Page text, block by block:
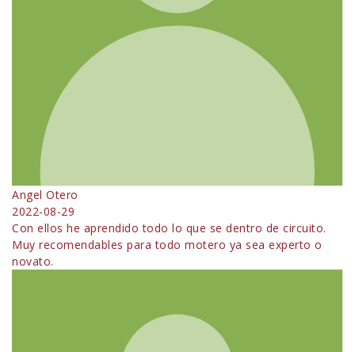
Angel Otero
2022-08-29
Con ellos he aprendido todo lo que se dentro de circuito.
Muy recomendables para todo motero ya sea experto o
novato.